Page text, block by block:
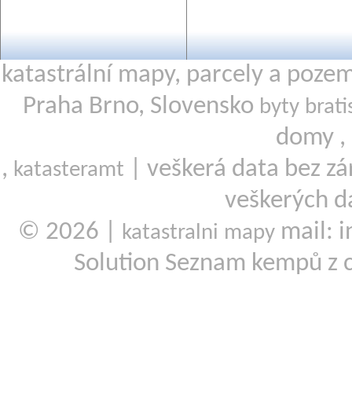
katastrální mapy, parcely a
Praha Brno, Slovensko byty
domy ,
, katasteramt
| veškerá data bez
veškerých
© 2026 |
katastralni mapy mail:
Solution Seznam kempů z